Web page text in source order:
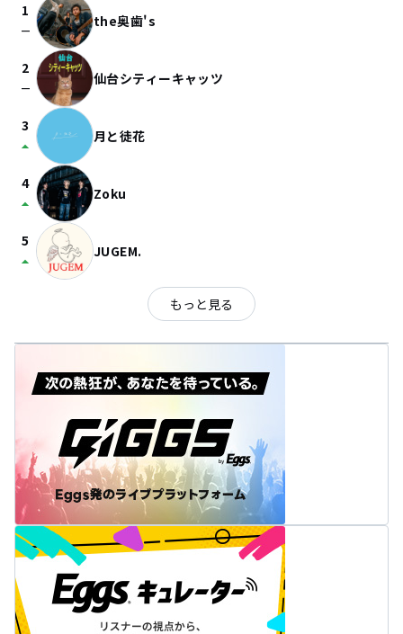
1
check_indeterminate_small the奥歯's
2
check_indeterminate_small 仙台シティーキャッツ
3
arrow_drop_up 月と徒花
4
arrow_drop_up Zoku
5
arrow_drop_up JUGEM.
もっと見る